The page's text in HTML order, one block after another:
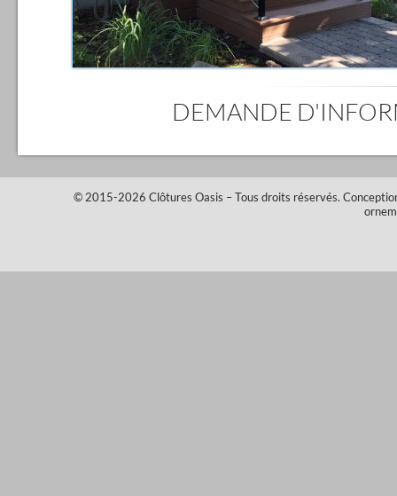
DEMANDE
© 2015-2026 Clôtures Oasis – Tous droits réservés.